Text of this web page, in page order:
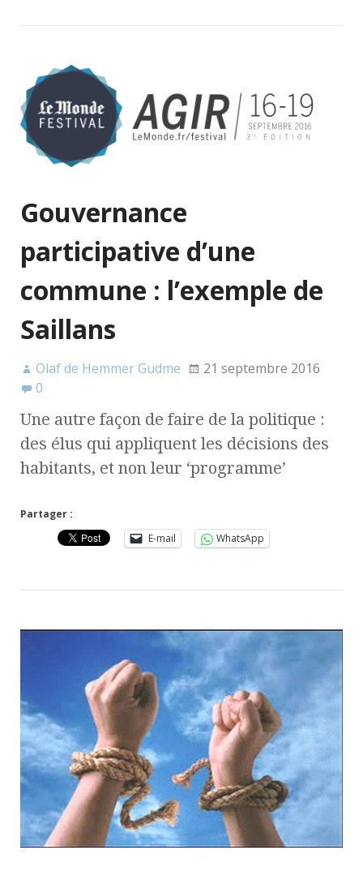
Gouvernance
participative d’une
commune : l’exemple de
Saillans
Olaf de Hemmer Gudme
21 septembre 2016
0
Une autre façon de faire de la politique :
des élus qui appliquent les décisions des
habitants, et non leur ‘programme’
Partager :
E-mail
WhatsApp